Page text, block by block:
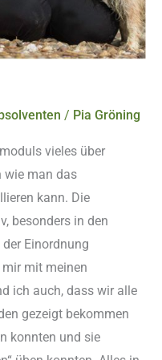
/ Pia Gröning
vieles über
wie man das
kann. Die
besonders in den
Einordnung
mir mit meinen
ich auch, dass wir alle
gezeigt bekommen
konnten und sie